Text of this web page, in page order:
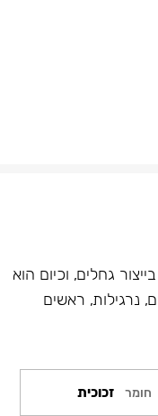
הוא מותג שהתחיל את דרכו ב-2015 בייצור גחלים, וכיום הוא
נרגילות, ראשים
חומר זכוכית